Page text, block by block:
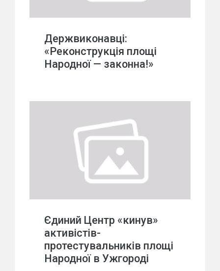
Держвиконавці:
«Реконструкція площі
Народної — законна!»
Єдиний Центр «кинув»
активістів-
протестувальників площі
Народної в Ужгороді